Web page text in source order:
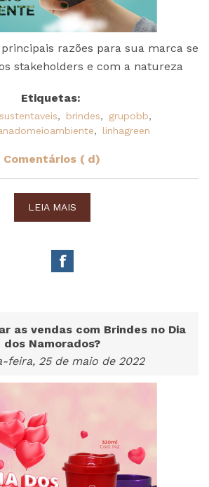
razões para sua marca se
stakeholders e com a natureza
Etiquetas:
, brindes, grupobb,
, linhagreen
Comentários ( d)
LEIA MAIS
as vendas com Brindes no Dia
dos Namorados?
feira, 25 de maio de 2022